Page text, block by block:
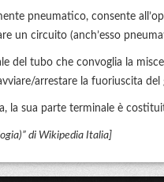
pneumatico, consente
un circuito (anch’esso
del tubo che convoglia la
arrestare la fuoriuscita del
la sua parte terminale è
di Wikipedia Italia]